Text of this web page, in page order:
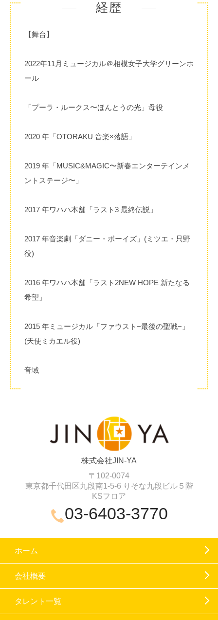
経歴
【舞台】
2022年11月ミュージカル＠相模女子大学グリーンホ
ール
「プーラ・ルークス〜ほんとうの光」母役
2020 年「OTORAKU 音楽×落語」
2019 年「MUSIC&MAGIC〜新春エンターテインメ
ントステージ〜」
2017 年ワハハ本舗「ラスト3 最終伝説」
2017 年音楽劇「ダニー・ボーイズ」(ミツエ・只野
役)
2016 年ワハハ本舗「ラスト2NEW HOPE 新たなる
希望」
2015 年ミュージカル「ファウスト−最後の聖戦−」
(天使ミカエル役)
⾳域
株式会社JIN-YA
〒102-0074
東京都千代田区九段南1-5-6 りそな九段ビル５階
KSフロア
03-6403-3770
ホーム
会社概要
タレント一覧